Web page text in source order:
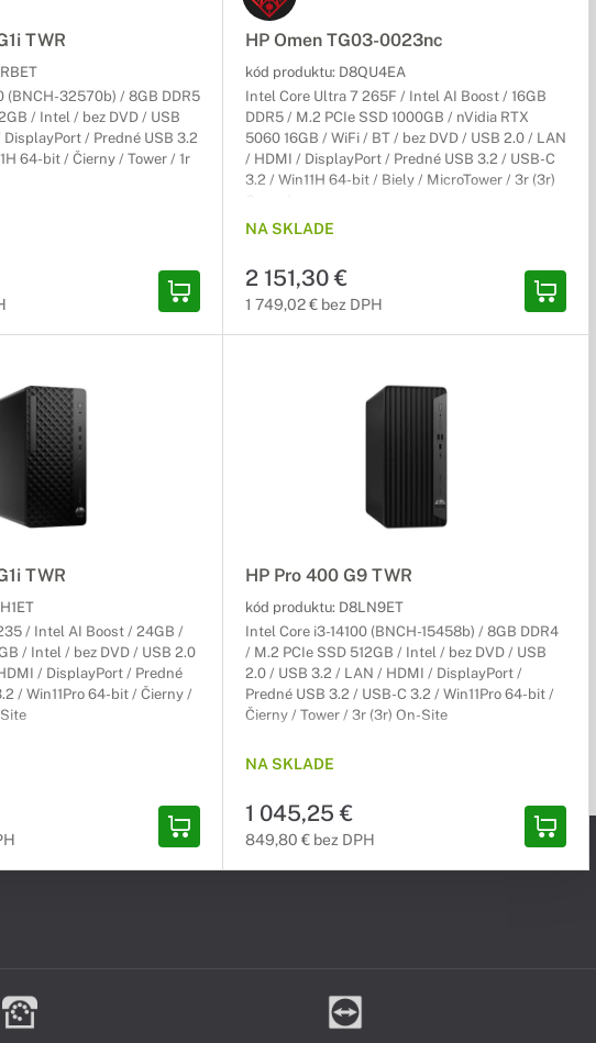
TWR
(BNCH-32570b) / 8GB DDR5
/ Intel / bez DVD / USB
/ Predné USB 3.2
64-bit / Čierny / Tower / 1r
HP Omen TG03-0023nc
kód produktu: D8QU4EA
Intel Core Ultra 7 265F / Intel AI Boost / 16GB
DDR5 / M.2 PCIe SSD 1000GB / nVidia RTX
5060 16GB / WiFi / BT / bez DVD / USB 2.0 / LAN
/ HDMI / DisplayPort / Predné USB 3.2 / USB-C
3.2 / Win11H 64-bit / Biely / MicroTower / 3r (3r)
NA SKLADE
2 151,30 €
1 749,02 € bez DPH
TWR
/ Intel AI Boost / 24GB /
/ Intel / bez DVD / USB 2.0
/ DisplayPort / Predné
/ Win11Pro 64-bit / Čierny /
HP Pro 400 G9 TWR
kód produktu: D8LN9ET
Intel Core i3-14100 (BNCH-15458b) / 8GB DDR4
/ M.2 PCIe SSD 512GB / Intel / bez DVD / USB
2.0 / USB 3.2 / LAN / HDMI / DisplayPort /
Predné USB 3.2 / USB-C 3.2 / Win11Pro 64-bit /
Čierny / Tower / 3r (3r) On-Site
NA SKLADE
1 045,25 €
849,80 € bez DPH